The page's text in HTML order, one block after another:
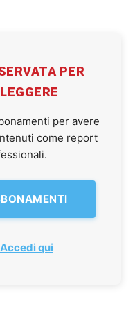
PER
per avere
come report
Accedi qui